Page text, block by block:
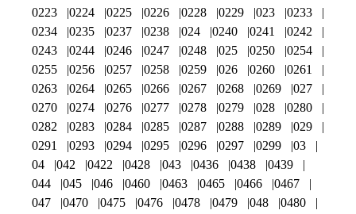
0223
0224 0225 0226 0228 0229 023
0233
0234
0235 0237 0238 024 0240 0241
0242
0243
0244 0246 0247 0248 025 0250
0254
0255
0256 0257 0258 0259 026 0260
0261
0263
0264 0265 0266 0267 0268 0269
027
0270
0274 0276 0277 0278 0279 028
0280
0282
0283 0284 0285 0287 0288 0289
029
0291
0293 0294 0295 0296 0297 0299
03
04
042 0422 0428 043 0436 0438
0439
044
045 046 0460 0463 0465 0466
0467
047
0470 0475 0476 0478 0479 048
0480